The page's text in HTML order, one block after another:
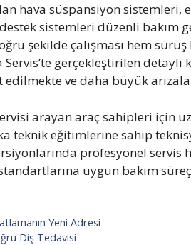
hava süspansiyon
sistemleri düzenli bakım
şekilde çalışması hem
gerçekleştirilen detaylı
ve daha büyük
arayan araç sahipleri için
teknik eğitimlerine sahip
profesyonel servis
uygun bakım
Yeni Adresi
Diş Tedavisi